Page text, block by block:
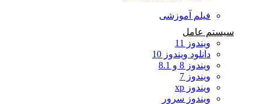
فیلم آموزشی
سیستم عامل
ویندوز 11
دانلود ویندوز 10
ویندوز 8 و 8.1
ویندوز 7
ویندوز xp
ویندوز سرور